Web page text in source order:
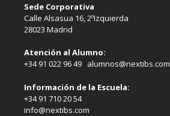
Sede Corporativa
Calle Alsasua 16, 2ºIzquierda
28023 Madrid
Atención al Alumno:
+34 91 022 96 49 alumnos@nextibs.com
Información de la Escuela:
+34 91 710 20 54
info@nextibs.com